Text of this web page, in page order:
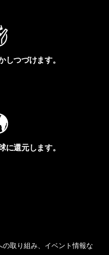
しつづけます。
に還元します。
取り組み、イベント情報な